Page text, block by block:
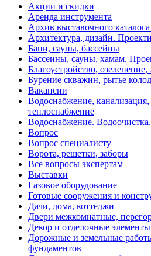
Акции и скидки
Аренда инструмента
Архив выставочного
Архитектура, дизайн.
Бани, сауны, бассейны
Бассеины, сауны, хамам.
Благоустройство,
Бурение скважин, рытье
Вакансии
Водоснабжение, канализация,
теплоснабжение
Водоснабжение.
Вопрос
Вопрос специалисту
Ворота, решетки, заборы
Все вопросы экспертам
Выставки
Газовое оборудование
Готовые сооружения и
Дачи, дома, коттеджи
Двери межкомнатные,
Декор и отделочные элементы
Дорожные и земельные
фундаментов